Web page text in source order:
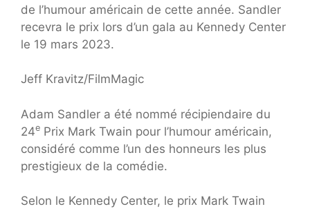
de l’humour américain de cette année. Sandler
recevra le prix lors d’un gala au Kennedy Center
le 19 mars 2023.
Jeff Kravitz/FilmMagic
Adam Sandler a été nommé récipiendaire du
24e Prix ​​​​Mark Twain pour l’humour américain,
considéré comme l’un des honneurs les plus
prestigieux de la comédie.
Selon le Kennedy Center, le prix Mark Twain